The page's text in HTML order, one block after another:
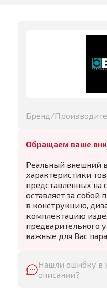
Бренд/
Обращаем ваше
Реальный внешний
характеристики
представленных на
оставляет за собой
в конструкцию,
комплектацию
предварительного
важные для Вас
Нашли ошибку в
описании?